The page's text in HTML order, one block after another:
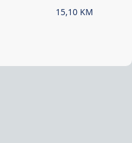
15,10 KM